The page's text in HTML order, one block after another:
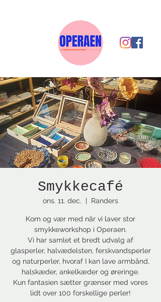
Smykkecafé
ons. 11. dec.
  |
Randers
Kom og vær med når vi laver stor
smykkeworkshop i Operaen.
Vi har samlet et bredt udvalg af
glasperler, halvædelsten, ferskvandsperler
og naturperler, hvoraf I kan lave armbånd,
halskæder, ankelkæder og øreringe.
Kun fantasien sætter grænser med vores
lidt over 100 forskellige perler!